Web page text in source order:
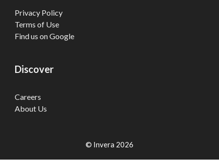
Privacy Policy
Terms of Use
Find us on Google
Discover
Careers
About Us
© Invera 2026